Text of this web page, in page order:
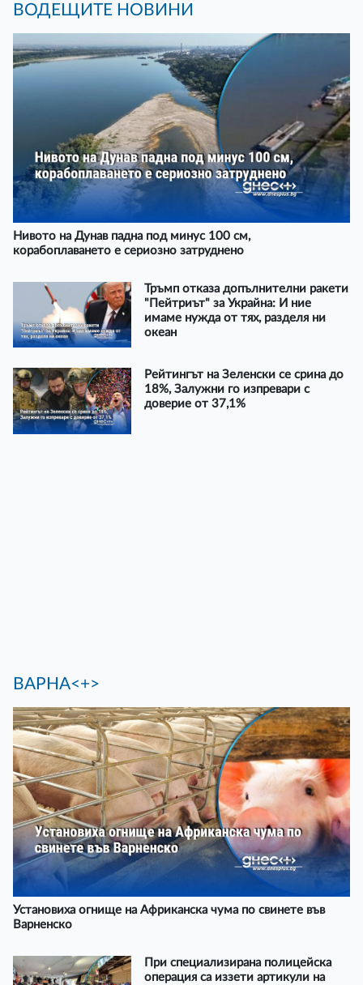
ВОДЕЩИТЕ НОВИНИ
Нивото на Дунав падна под минус 100 см,
корабоплаването е сериозно затруднено
Тръмп отказа допълнителни ракети
"Пейтриът" за Украйна: И ние
имаме нужда от тях, разделя ни
океан
Рейтингът на Зеленски се срина до
18%, Залужни го изпревари с
доверие от 37,1%
ВАРНА<+>
Установиха огнище на Африканска чума по свинете във
Варненско
При специализирана полицейска
операция са иззети артикули на